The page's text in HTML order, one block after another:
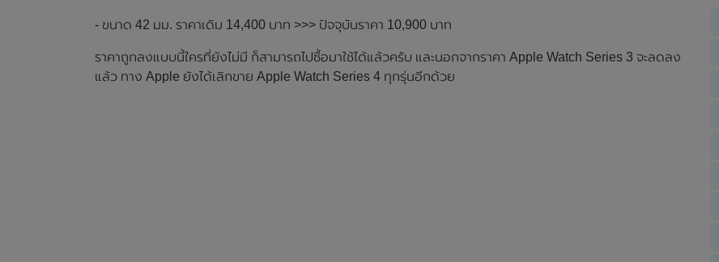
- ขนาด 42 มม. ราคาเดิม 14,400 บาท >>> ปัจจุบันราคา 10,900 บาท
ราคาถูกลงแบบนี้ใครที่ยังไม่มี ก็สามารถไปซื้อมาใช้ได้แล้วครับ และนอกจากราคา Apple Watch Series 3 จะลดลง
แล้ว ทาง Apple ยังได้เลิกขาย Apple Watch Series 4 ทุกรุ่นอีกด้วย